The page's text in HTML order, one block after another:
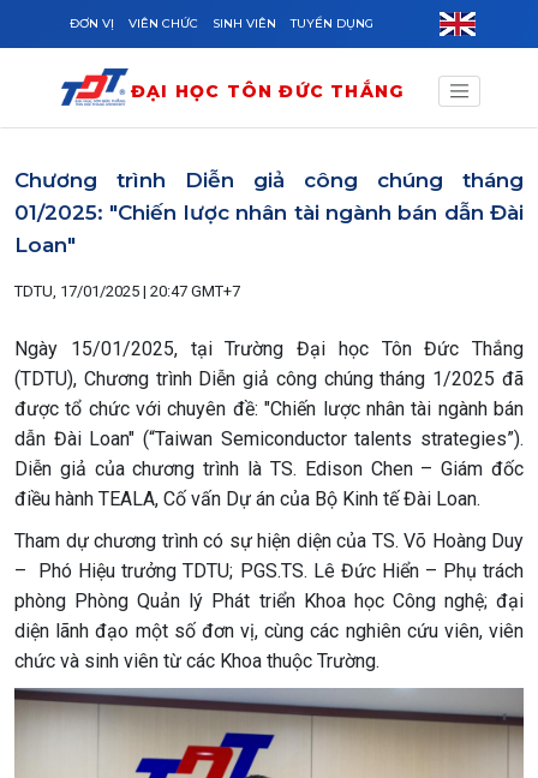
Skip to main content
ĐƠN VỊ VIÊN CHỨC SINH VIÊN TUYỂN DỤNG
ĐẠI HỌC TÔN ĐỨC THẮNG
Chương trình Diễn giả công chúng tháng
01/2025: "Chiến lược nhân tài ngành bán dẫn Đài
Loan"
TDTU, 17/01/2025 | 20:47 GMT+7
Ngày 15/01/2025, tại Trường Đại học Tôn Đức Thắng
(TDTU), Chương trình Diễn giả công chúng tháng 1/2025 đã
được tổ chức với chuyên đề: "Chiến lược nhân tài ngành bán
dẫn Đài Loan" (“Taiwan Semiconductor talents strategies”).
Diễn giả của chương trình là TS. Edison Chen – Giám đốc
điều hành TEALA, Cố vấn Dự án của Bộ Kinh tế Đài Loan.
Tham dự chương trình có sự hiện diện của TS. Võ Hoàng Duy
– Phó Hiệu trưởng TDTU; PGS.TS. Lê Đức Hiển – Phụ trách
phòng Phòng Quản lý Phát triển Khoa học Công nghệ; đại
diện lãnh đạo một số đơn vị, cùng các nghiên cứu viên, viên
chức và sinh viên từ các Khoa thuộc Trường.